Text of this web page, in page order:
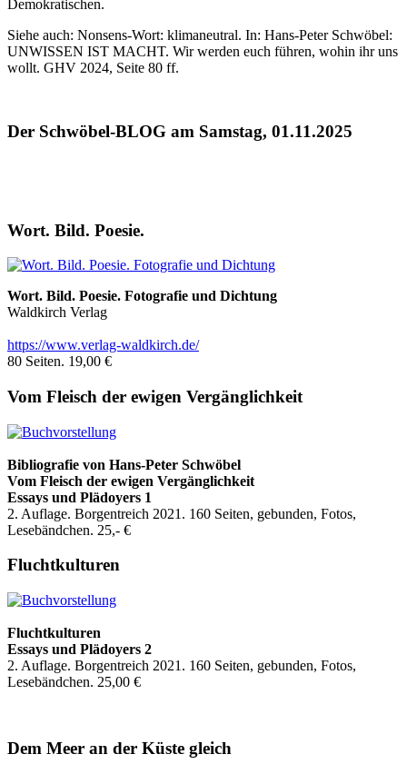
Demokratischen.
Siehe auch: Nonsens-Wort: klimaneutral. In: Hans-Peter Schwöbel:
UNWISSEN IST MACHT. Wir werden euch führen, wohin ihr uns
wollt. GHV 2024, Seite 80 ff.
Der Schwöbel-BLOG am Samstag, 01.11.2025
Wort. Bild. Poesie.
Wort. Bild. Poesie. Fotografie und Dichtung
Waldkirch Verlag
https://www.verlag-waldkirch.de/
80 Seiten. 19,00 €
Vom Fleisch der ewigen Vergänglichkeit
Bibliografie von Hans-Peter Schwöbel
Vom Fleisch der ewigen Vergänglichkeit
Essays und Plädoyers 1
2. Auflage. Borgentreich 2021. 160 Seiten, gebunden, Fotos,
Lesebändchen. 25,- €
Fluchtkulturen
Fluchtkulturen
Essays und Plädoyers 2
2. Auflage. Borgentreich 2021. 160 Seiten, gebunden, Fotos,
Lesebändchen. 25,00 €
Dem Meer an der Küste gleich